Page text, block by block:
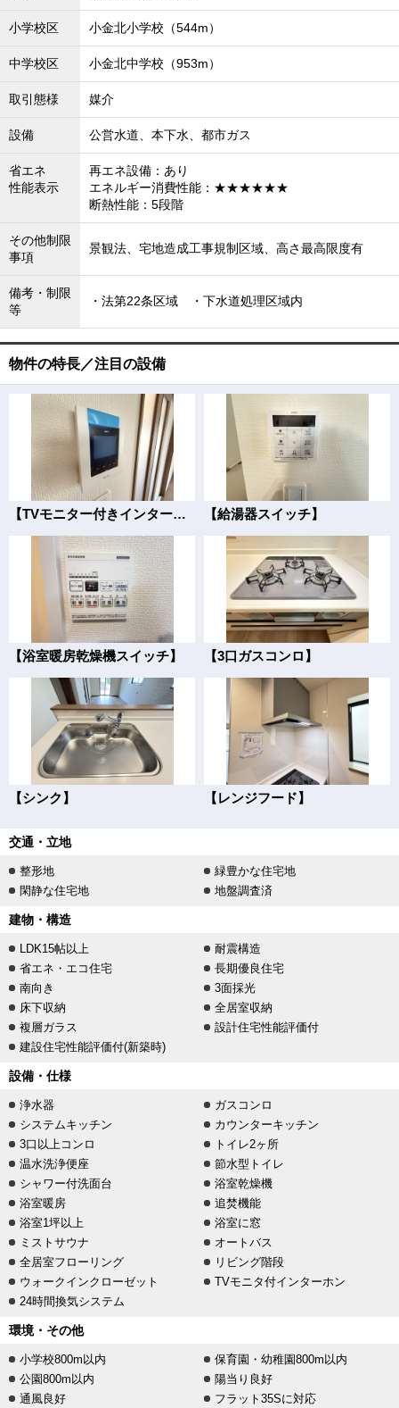
小学校区 小金北小学校（544m）
中学校区 小金北中学校（953m）
取引態様 媒介
設備 公営水道、本下水、都市ガス
省エネ
性能表示
再エネ設備：あり
エネルギー消費性能：★★★★★★
断熱性能：5段階
その他制限
事項
景観法、宅地造成工事規制区域、高さ最高限度有
備考・制限
等
・法第22条区域 ・下水道処理区域内
物件の特長／注目の設備
【TVモニター付きインターフォン】 【給湯器スイッチ】
【浴室暖房乾燥機スイッチ】 【3口ガスコンロ】
【シンク】 【レンジフード】
交通・立地
整形地
緑豊かな住宅地
閑静な住宅地
地盤調査済
建物・構造
LDK15帖以上
耐震構造
省エネ・エコ住宅
長期優良住宅
南向き
3面採光
床下収納
全居室収納
複層ガラス
設計住宅性能評価付
建設住宅性能評価付(新築時)
設備・仕様
浄水器
ガスコンロ
システムキッチン
カウンターキッチン
3口以上コンロ
トイレ2ヶ所
温水洗浄便座
節水型トイレ
シャワー付洗面台
浴室乾燥機
浴室暖房
追焚機能
浴室1坪以上
浴室に窓
ミストサウナ
オートバス
全居室フローリング
リビング階段
ウォークインクローゼット
TVモニタ付インターホン
24時間換気システム
環境・その他
小学校800m以内
保育園・幼稚園800m以内
公園800m以内
陽当り良好
通風良好
フラット35Sに対応